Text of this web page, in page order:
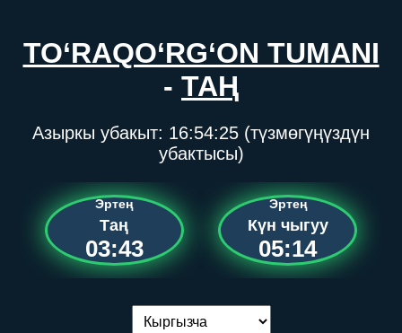
TO‘RAQO‘RG‘ON TUMANI
- ТАҢ
Азыркы убакыт: 16:54:25 (түзмөгүңүздүн
убактысы)
Эртең
Таң
03:43
Эртең
Күн чыгуу
05:14
Тилди алмаштыруу: